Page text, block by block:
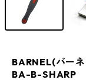
BARNEL(バー
BA-B-SHARP